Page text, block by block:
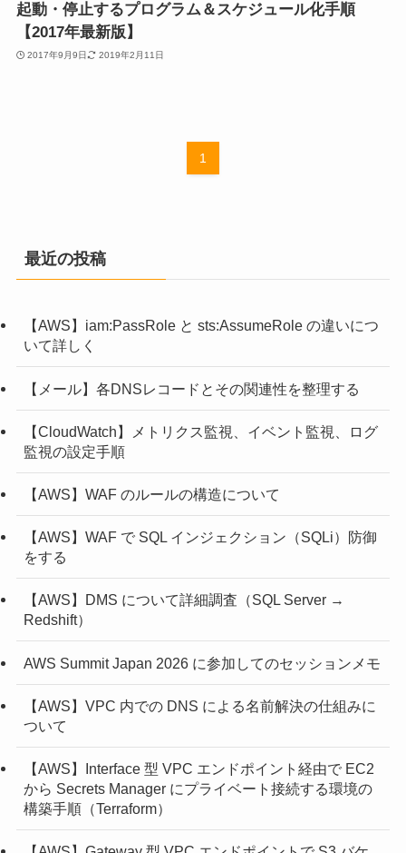
起動・停止するプログラム＆スケジュール化手順
【2017年最新版】
2017年9月9日 2019年2月11日
1
最近の投稿
【AWS】iam:PassRole と sts:AssumeRole の違いにつ
いて詳しく
【メール】各DNSレコードとその関連性を整理する
【CloudWatch】メトリクス監視、イベント監視、ログ
監視の設定手順
【AWS】WAF のルールの構造について
【AWS】WAF で SQL インジェクション（SQLi）防御
をする
【AWS】DMS について詳細調査（SQL Server →
Redshift）
AWS Summit Japan 2026 に参加してのセッションメモ
【AWS】VPC 内での DNS による名前解決の仕組みに
ついて
【AWS】Interface 型 VPC エンドポイント経由で EC2
から Secrets Manager にプライベート接続する環境の
構築手順（Terraform）